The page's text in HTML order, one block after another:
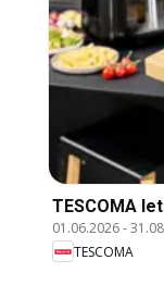
TESCOMA
01.06.2026-
TESCOMA